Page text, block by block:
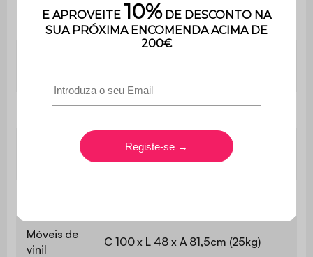
Número
de barras
1
de pés
Tabuleiro C 64 x l 48cm
C 35 x L 48 x A 20cm (x1) / C 31,7 x
L 48 x A 37,4cm (x3)
Móveis de
vinil
C 100 x L 48 x A 81,5cm (25kg)